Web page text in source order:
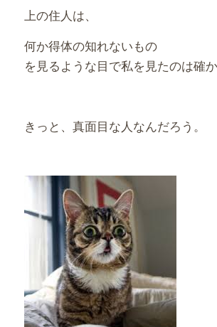
上の住人は、
何か得体の知れないもの
を見るような目で私を見たのは確か
きっと、真面目な人なんだろう。